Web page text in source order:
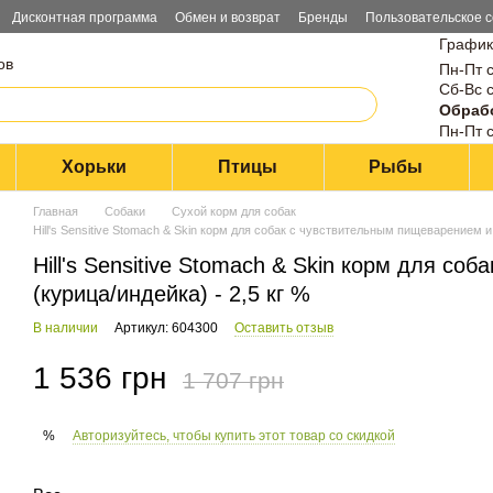
Дисконтная программа Обмен и возврат Бренды
Пользовательское
Пн-Пт
Сб-Вс
Пн-Пт
Хорьки Птицы Рыбы
Главная Собаки
Сухой корм для собак
Hill's Sensitive Stomach & Skin корм для собак с чувствительным пищеварением
Hill's Sensitive Stomach & Skin корм для
(курица/индейка) - 2,5 кг %
В наличии Артикул: 604300 Оставить отзыв
1 536 грн 1 707 грн
% Авторизуйтесь, чтобы купить этот товар со скидкой